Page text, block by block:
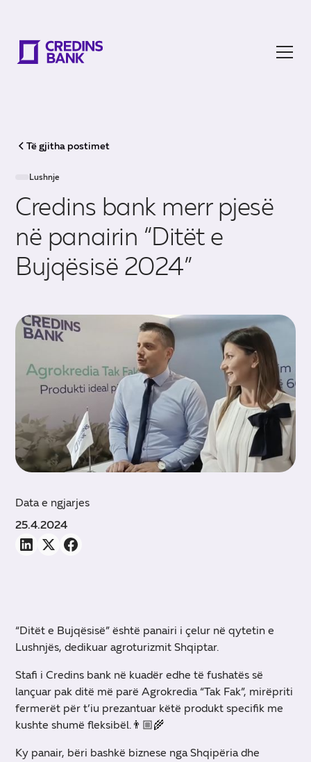
Të gjitha postimet
Lushnje
Credins bank merr pjesë
në panairin “Ditët e
Bujqësisë 2024”
Data e ngjarjes
25.4.2024
“Ditët e Bujqësisë” është panairi i çelur në qytetin e
Lushnjës, dedikuar agroturizmit Shqiptar.
Stafi i Credins bank në kuadër edhe të fushatës së
lançuar pak ditë më parë Agrokredia “Tak Fak”, mirëpriti
fermerët për t’iu prezantuar këtë produkt specifik me
kushte shumë fleksibël.👨🏼🌾
Ky panair, bëri bashkë biznese nga Shqipëria dhe